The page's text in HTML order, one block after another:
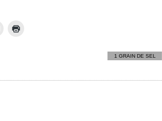
1 GRAIN DE SEL